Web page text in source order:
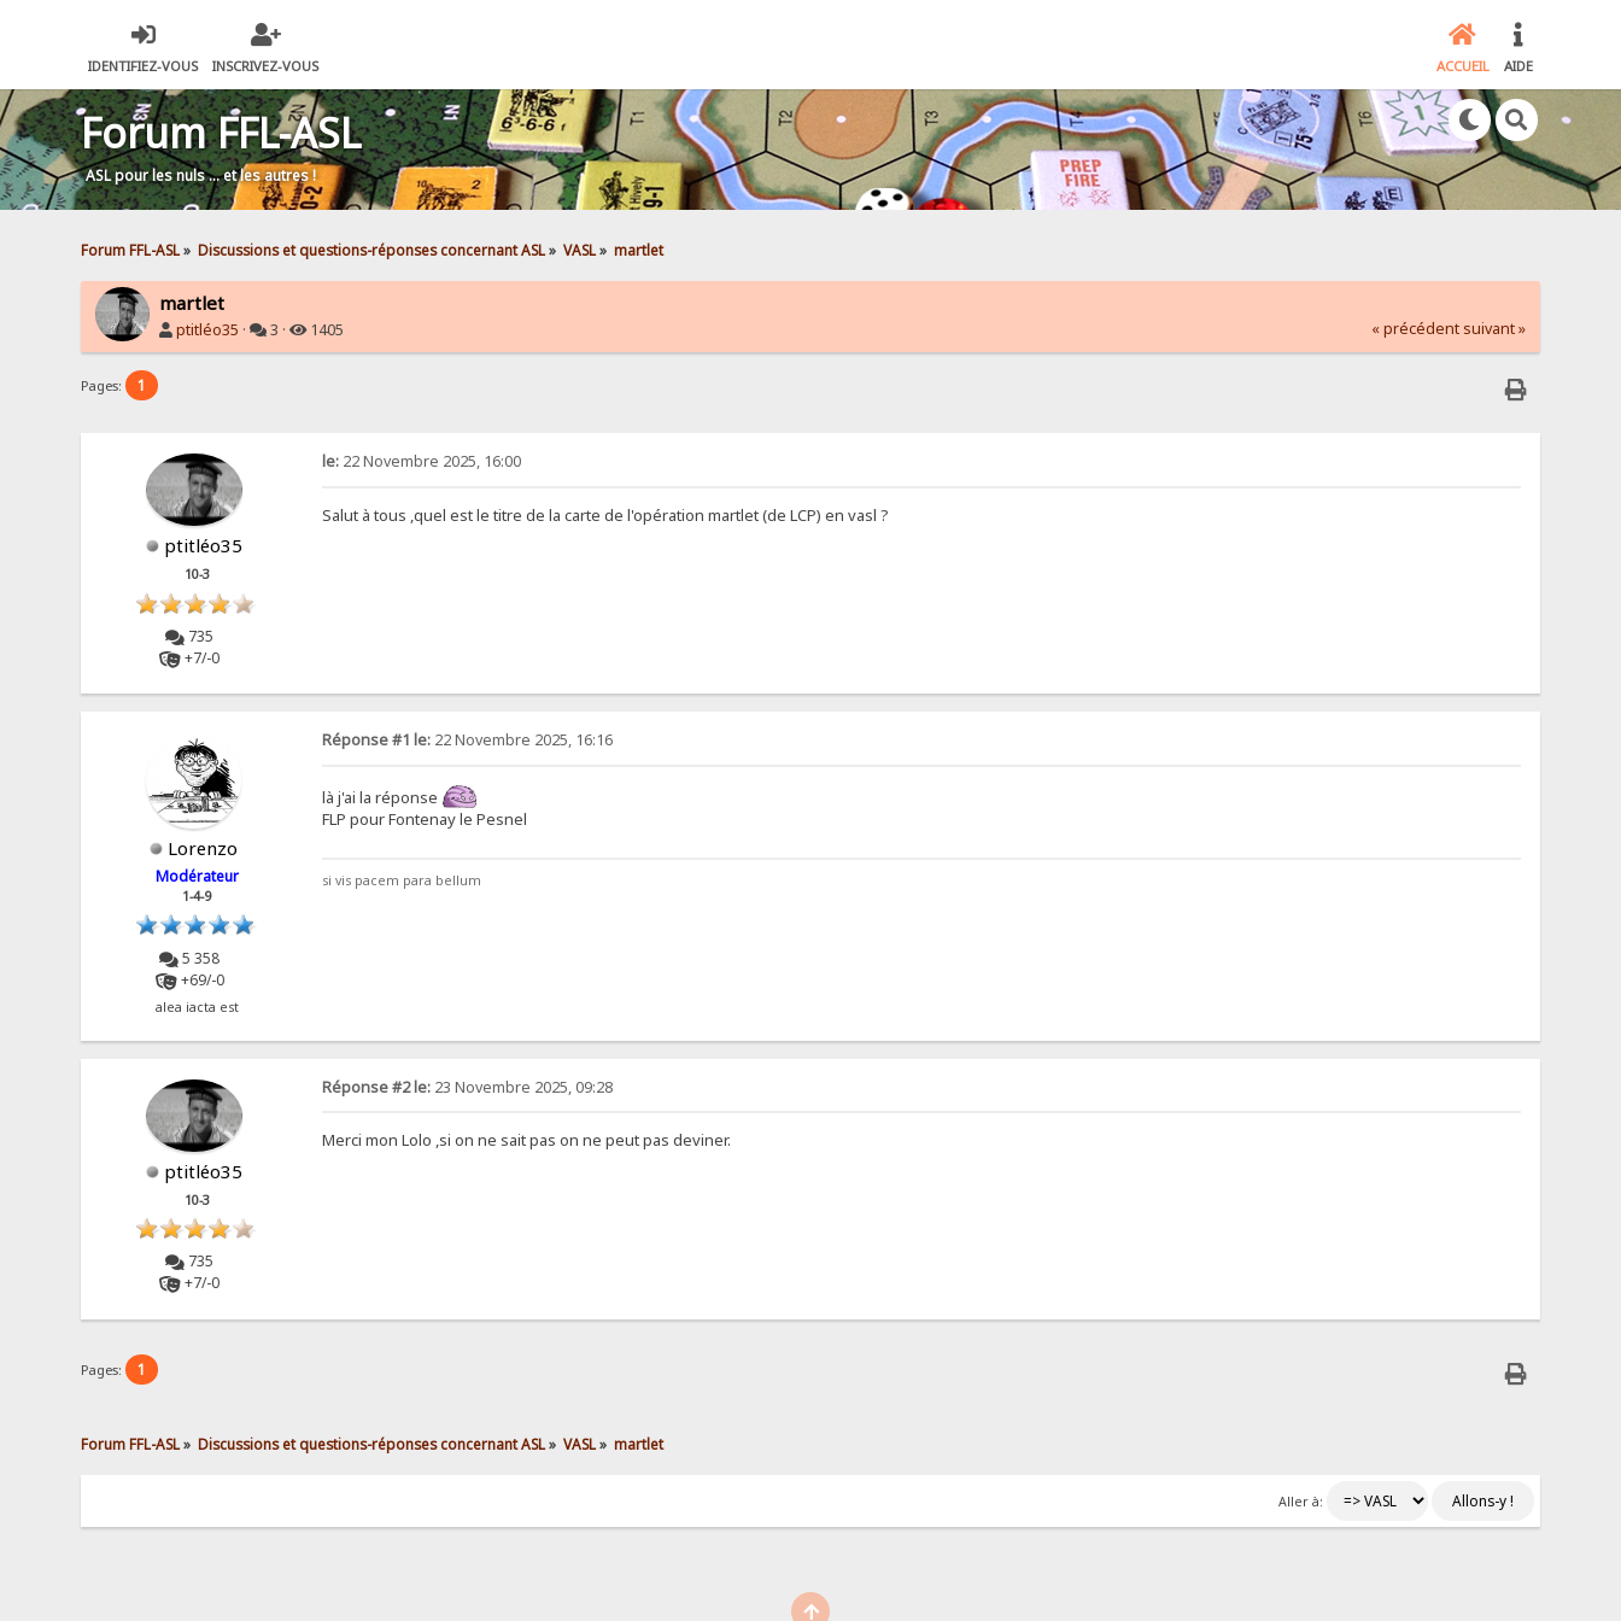
IDENTIFIEZ-VOUS INSCRIVEZ-VOUS ACCUEIL AIDE
Forum FFL-ASL
ASL pour les nuls … et les autres !
Forum FFL-ASL» Discussions et questions-réponses concernant ASL» VASL» martlet
martlet
ptitléo35 · 3 · 1405 « précédent suivant »
Pages: 1
ptitléo35
10-3
735
+7/-0
le:22 Novembre 2025, 16:00
Salut à tous ,quel est le titre de la carte de l'opération martlet (de LCP) en vasl ?
Lorenzo
Modérateur
1-4-9
5 358
+69/-0
alea iacta est
Réponse #1 le:22 Novembre 2025, 16:16
là j'ai la réponse
FLP pour Fontenay le Pesnel
si vis pacem para bellum
ptitléo35
10-3
735
+7/-0
Réponse #2 le:23 Novembre 2025, 09:28
Merci mon Lolo ,si on ne sait pas on ne peut pas deviner.
Pages: 1
Forum FFL-ASL» Discussions et questions-réponses concernant ASL» VASL» martlet
Aller à: